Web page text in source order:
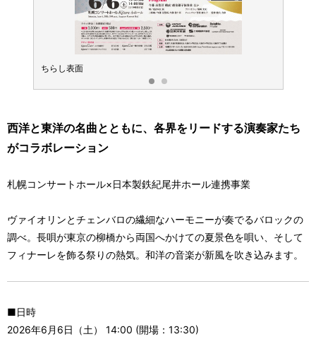
ちらし表面
西洋と東洋の名曲とともに、各界をリードする演奏家たち
がコラボレーション
札幌コンサートホール×日本製鉄紀尾井ホール連携事業
ヴァイオリンとチェンバロの繊細なハーモニーが奏でるバロックの
調べ。長唄が東京の柳橋から両国へかけての夏景色を唄い、そして
フィナーレを飾る祭りの熱気。和洋の音楽が新風を吹き込みます。
■日時
2026年6月6日（土） 14:00 (開場：13:30)